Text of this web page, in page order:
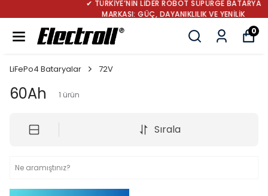
✔ TÜRKİYE’NİN LİDER ROBOT SÜPÜRGE BATARYA
MARKASI: GÜÇ, DAYANIKLILIK VE YENİLİK
0
LiFePo4 Bataryalar 72V
60Ah 1 ürün
Sırala